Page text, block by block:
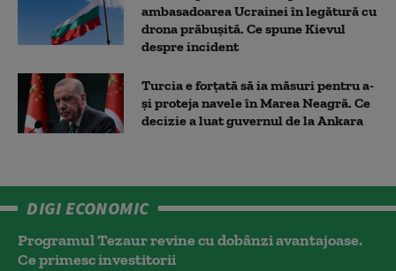
ambasadoarea Ucrainei în legătură cu
drona prăbuşită. Ce spune Kievul
despre incident
Turcia e forțată să ia măsuri pentru a-
și proteja navele în Marea Neagră. Ce
decizie a luat guvernul de la Ankara
DIGI ECONOMIC
Programul Tezaur revine cu dobânzi avantajoase.
Ce primesc investitorii